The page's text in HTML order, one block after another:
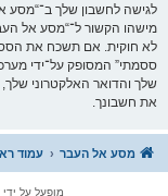
לגישה לחשבון שלך
לא חוקית. אם תשכח את
את חשבונך.
מסע אל העבר עמוד
מופעל על ידי